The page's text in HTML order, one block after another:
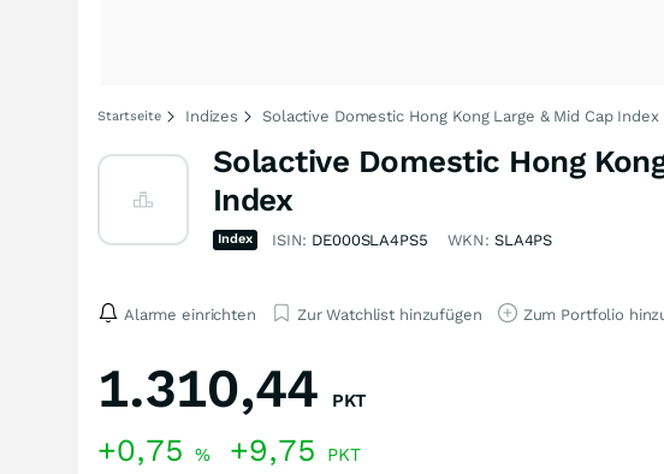
Startseite Indizes Solactive Domestic Hong Kong Large & Mid Cap
Solactive Domestic Hong
Index
Index ISIN: DE000SLA4PS5 WKN: SLA4PS
Alarme einrichten Zur Watchlist hinzufügen Zum Portfolio
1.310,44 PKT
+0,75 % +9,75 PKT